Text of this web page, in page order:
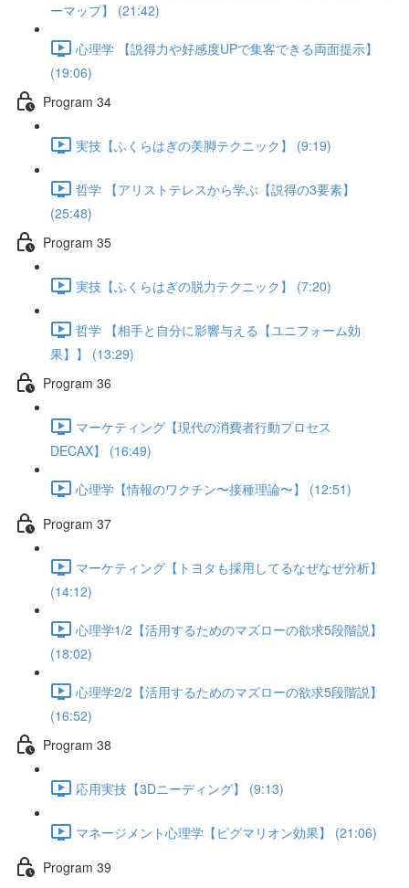
ーマップ】 (21:42)
心理学 【説得力や好感度UPで集客できる両面提示】
(19:06)
Program 34
実技【ふくらはぎの美脚テクニック】 (9:19)
哲学 【アリストテレスから学ぶ【説得の3要素】
(25:48)
Program 35
実技【ふくらはぎの脱力テクニック】 (7:20)
哲学 【相手と自分に影響与える【ユニフォーム効
果】】 (13:29)
Program 36
マーケティング【現代の消費者行動プロセス
DECAX】 (16:49)
心理学【情報のワクチン〜接種理論〜】 (12:51)
Program 37
マーケティング【トヨタも採用してるなぜなぜ分析】
(14:12)
心理学1/2【活用するためのマズローの欲求5段階説】
(18:02)
心理学2/2【活用するためのマズローの欲求5段階説】
(16:52)
Program 38
応用実技【3Dニーディング】 (9:13)
マネージメント心理学【ピグマリオン効果】 (21:06)
Program 39